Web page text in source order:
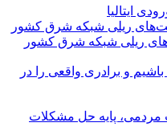
ایتالیا
ریلی شبکه شرق کشور
و برادری واقعی را در
پایه حل مشکلات